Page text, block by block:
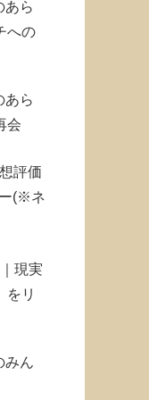
あら
への
あら
会
評価
(※ネ
現実
をリ
みん